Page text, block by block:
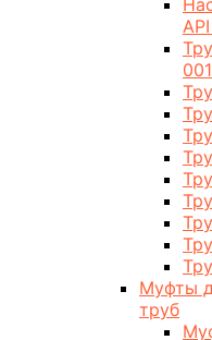
Муфты
труб